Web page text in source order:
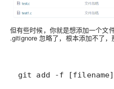
但有些时候，你就是想添加⼀个文
.gitignore 忽略了，根本添加不了，
git add -f [filename]